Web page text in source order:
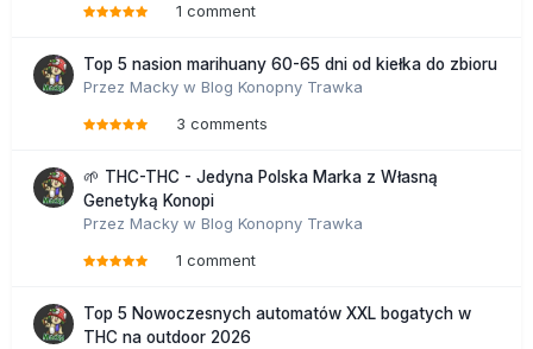
1 comment
Top 5 nasion marihuany 60-65 dni od kiełka do zbioru
Przez Macky w Blog Konopny Trawka
3 comments
🌱 THC-THC - Jedyna Polska Marka z Własną
Genetyką Konopi
Przez Macky w Blog Konopny Trawka
1 comment
Top 5 Nowoczesnych automatów XXL bogatych w
THC na outdoor 2026